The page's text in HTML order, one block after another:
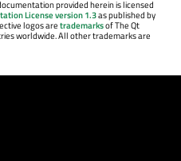
provided herein is licensed
License version 1.3as published by
logos aretrademarksof The Qt
worldwide. All other trademarks are